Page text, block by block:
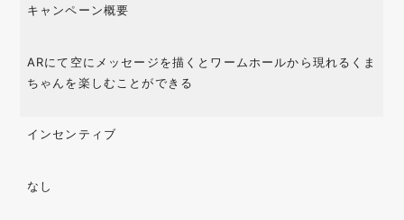
キャンペーン概要
ARにて空にメッセージを描くとワームホールから現れるくま
ちゃんを楽しむことができる
インセンティブ
なし